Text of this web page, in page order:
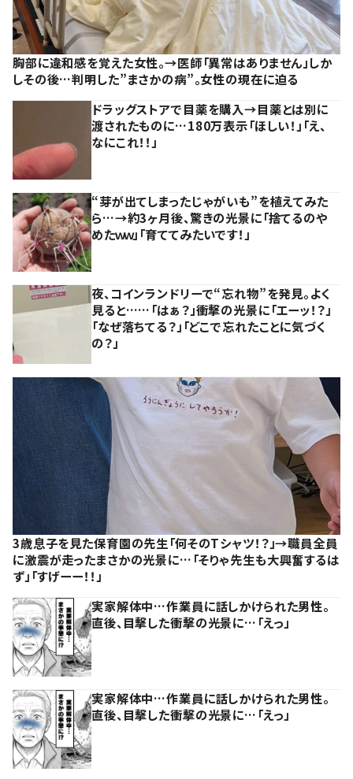
胸部に違和感を覚えた女性。→医師「異常はありません」しか
しその後…判明した”まさかの病”。女性の現在に迫る
ドラッグストアで目薬を購入→目薬とは別に
渡されたものに…180万表示「ほしい！」「え、
なにこれ！！」
“芽が出てしまったじゃがいも”を植えてみた
ら…→約3ヶ月後、驚きの光景に「捨てるのや
めたｗｗ」「育ててみたいです！」
夜、コインランドリーで“忘れ物”を発見。よく
見ると……「はぁ？」衝撃の光景に「エーッ！？」
「なぜ落ちてる？」「どこで忘れたことに気づく
の？」
3歳息子を見た保育園の先生「何そのTシャツ！？」→職員全員
に激震が走ったまさかの光景に…「そりゃ先生も大興奮するは
ず」「すげーー！！」
実家解体中…作業員に話しかけられた男性。
直後、目撃した衝撃の光景に…「えっ」
実家解体中…作業員に話しかけられた男性。
直後、目撃した衝撃の光景に…「えっ」